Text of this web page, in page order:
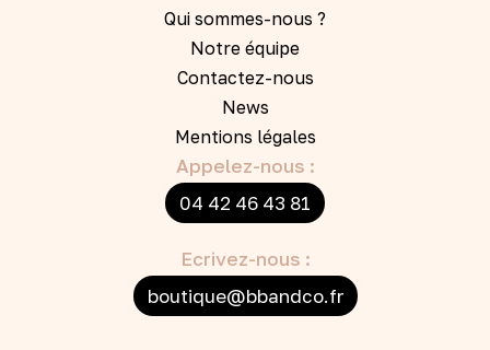
Qui sommes-nous ?
Notre équipe
Contactez-nous
News
Mentions légales
Appelez-nous :
04 42 46 43 81
Ecrivez-nous :
boutique@bbandco.fr